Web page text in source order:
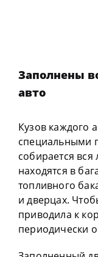
Заполнены
авто
Кузов каждого
специальными
собирается
находятся в
топливного
и дверцах.
приводила к
периодически